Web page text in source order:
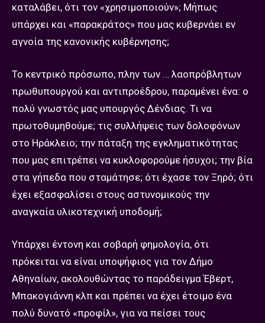
καταλάβει, ότι τον «χρησιμοποιούν»; Μήπως
υπάρχει και «παρακράτος» που μας κυβερνάει εν
αγνοία της κανονικής κυβέρνησης;
Το κεντρικό πρόσωπο, πλην των … λαοπρόβλητων
πρωθυπουργού και αντιπροέδρου, παραμένει ένα: ο
πολύ γνωστός μας υπουργός Δένδιας. Τι να
πρωτοθυμηθούμε; τις συλλήψεις των δολοφόνων
στο Ηράκλειο; την πάταξη της εγκληματικότητας
που μας επιτρέπει να κυκλοφορούμε ήσυχοι; την βία
στα γήπεδα που σταμάτησε; ότι έχασε τον Ξηρό; ότι
έχει εξασφαλίσει στους αστυνομικούς την
αναγκαία υλικοτεχνική υποδομή;
Υπάρχει έντονη και σοβαρή φημολογία, ότι
πρόκειται να είναι υποψήφιος για τον Δήμο
Αθηναίων, ακολουθώντας το παράδειγμα Έβερτ,
Μπακογιάννη κλπ και πρέπει να έχει έτοιμο ένα
πολύ δυνατό «προφίλ», για να πείσει τους